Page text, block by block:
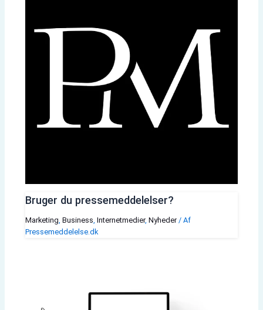
Bruger du pressemeddelelser?
Marketing, Business, Internetmedier, Nyheder/ Af
Pressemeddelelse.dk